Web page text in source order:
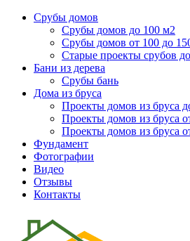
Срубы домов
Срубы домов до 100 м2
Срубы домов от 100 до
Старые проекты срубов
Бани из дерева
Срубы бань
Дома из бруса
Проекты домов из бруса
Проекты домов из бруса
Проекты домов из бруса
Фундамент
Фотографии
Видео
Отзывы
Контакты